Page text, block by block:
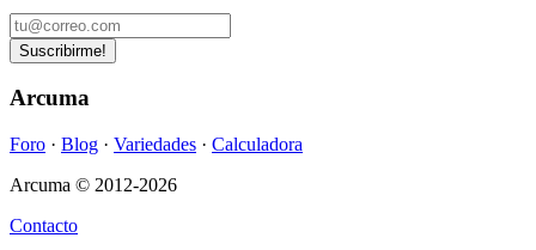
Arcuma
Foro · Blog · Variedades · Calculadora
Arcuma © 2012-2026
Contacto